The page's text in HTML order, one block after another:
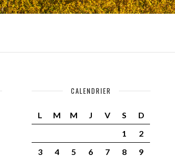
CALENDRIER
L M M J V S
D
1
2
3
4 5 6 7 8
9